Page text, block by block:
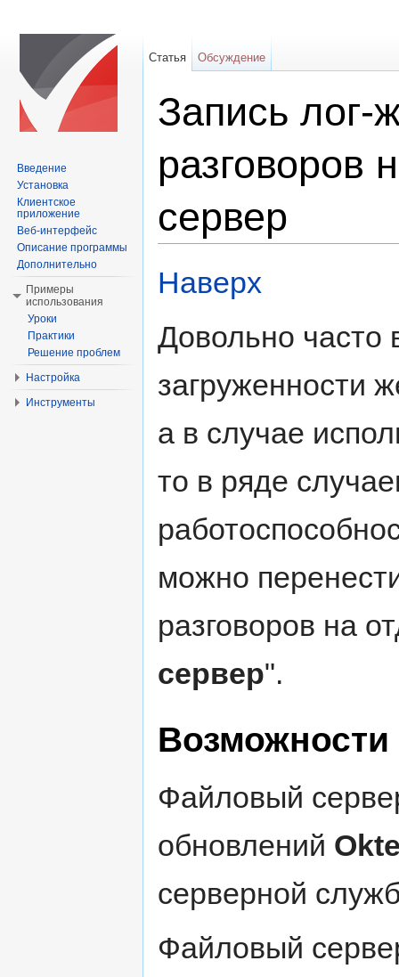
Запись лог-
разговоров
сервер
Наверх
Довольно часто
загруженности
а в случае
то в ряде
можно
разговоров на
сервер".
Возможности
Файловый
обновлений
серверной
Файловый
Статья Обсуждение
Введение
Установка
Клиентское
приложение
Веб-интерфейс
Описание программы
Дополнительно
Примеры
использования
Уроки
Практики
Решение проблем
Настройка
Инструменты